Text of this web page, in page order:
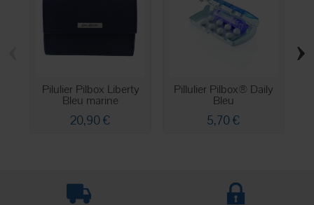
Pilulier Pilbox Liberty
Bleu marine
20,90 €
Pillulier Pilbox® Daily
Bleu
5,70 €
›